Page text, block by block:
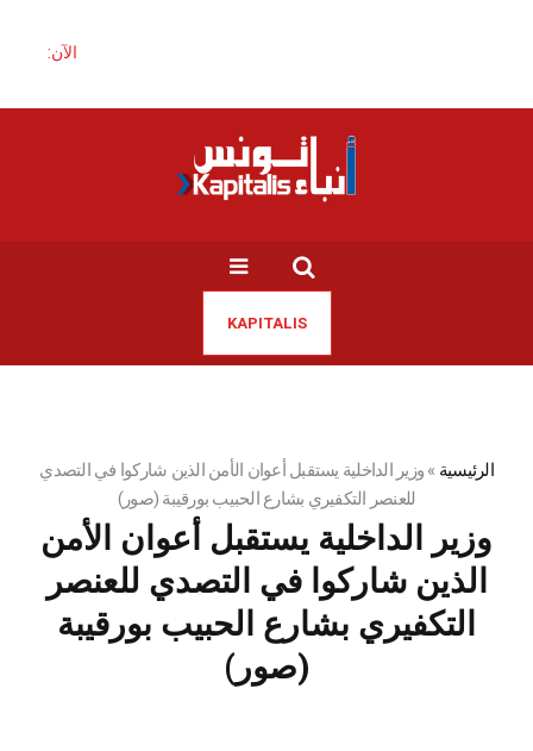
الآن:
KAPITALIS
الرئيسية »وزير الداخلية يستقبل أعوان الأمن الذين شاركوا في التصدي
للعنصر التكفيري بشارع الحبيب بورقيبة (صور)
وزير الداخلية يستقبل أعوان الأمن
الذين شاركوا في التصدي للعنصر
التكفيري بشارع الحبيب بورقيبة
(صور)